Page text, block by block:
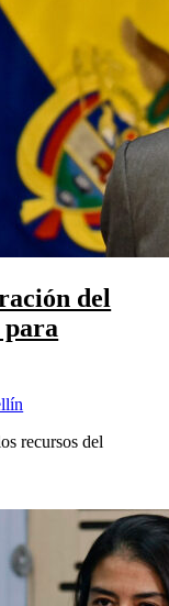
del
para
recursos del